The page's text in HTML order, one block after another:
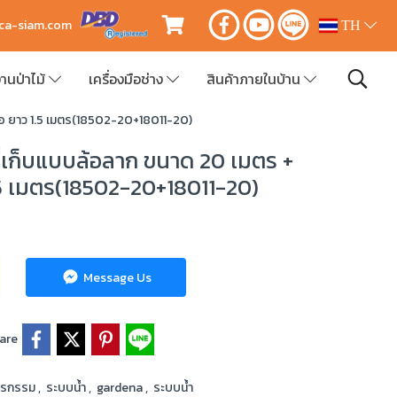
siam.com TH
นป่าไม้ เครื่องมือช่าง สินค้าภายในบ้าน
ว 1.5 เมตร(18502-20+18011-20)
บแบบล้อลาก ขนาด 20 เมตร +
มตร(18502-20+18011-20)
Message Us
กรรม, ระบบน้ำ, gardena, ระบบน้ำ